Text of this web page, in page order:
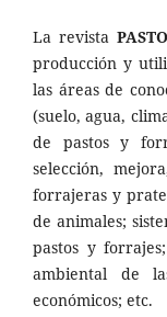
La revista
producción y
las áreas de
(suelo, agua,
de pastos y
selección,
forrajeras y
de animales;
pastos y
ambiental de
económicos; etc.